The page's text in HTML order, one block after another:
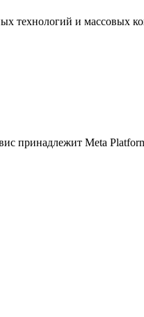
технологий и массовых
принадлежит Meta